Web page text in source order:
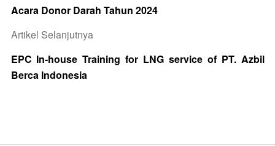
Acara Donor Darah Tahun 2024
Artikel Selanjutnya
EPC In-house Training for LNG service of PT. Azbil
Berca Indonesia